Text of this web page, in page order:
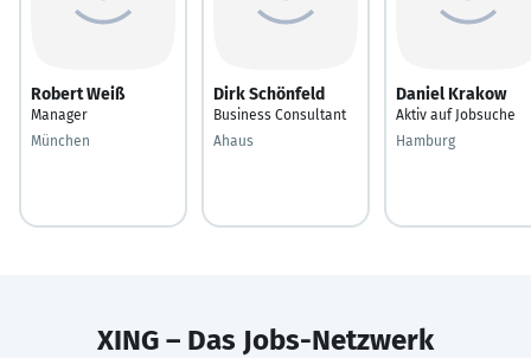
Robert Weiß
Manager
München
Dirk Schönfeld
Business Consultant
Ahaus
Daniel Krakow
Aktiv auf Jobsuche
Hamburg
XING – Das Jobs-Netzwerk